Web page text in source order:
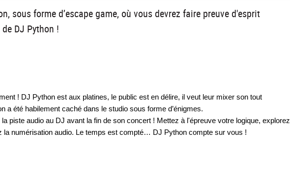
sous forme d’escape game, où vous devrez faire preuve d'esprit
DJ Python !
! DJ Python est aux platines, le public est en délire, il veut leur mixer son tout
a été habilement caché dans le studio sous forme d’énigmes.
piste audio au DJ avant la fin de son concert ! Mettez à l'épreuve votre logique, explorez
la numérisation audio. Le temps est compté… DJ Python compte sur vous !